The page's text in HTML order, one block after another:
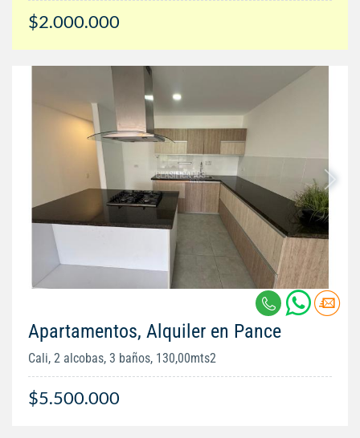
$2.000.000
Apartamentos, Alquiler en Pance
Cali, 2 alcobas, 3 baños, 130,00mts2
$5.500.000